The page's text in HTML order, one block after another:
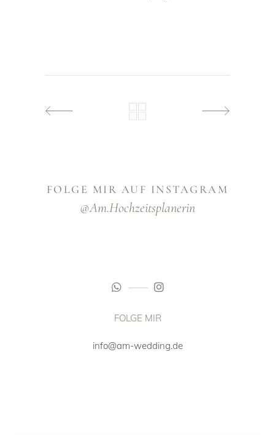
FOLGE MIR AUF INSTAGRAM
@am.hochzeitsplanerin
FOLGE MIR
info@am-wedding.de